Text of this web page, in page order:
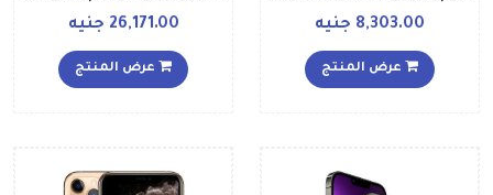
جيجابايت وتقنية الجيل
8,303.00 جنيه
عرض المنتج
مع فيس تايم لون أزرق
العربية السعودية
26,171.00 جنيه
عرض المنتج